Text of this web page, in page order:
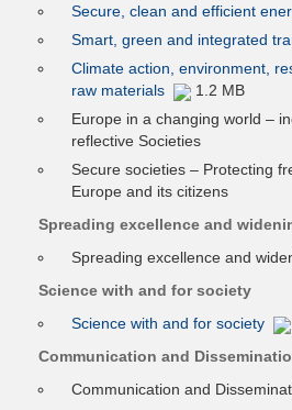
Secure, clean and efficient
Smart, green and integrated
Climate action, environment,
raw materials
1.2 MB
Europe in a changing world –
reflective Societies
Secure societies – Protecting
Europe and its citizens
Spreading excellence and
Spreading excellence and
Science with and for society
Science with and for society
Communication and
Communication and